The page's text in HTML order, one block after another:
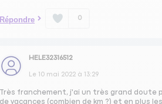
Répondre 0
HELE32316512
Le 10 mai 2022 à 13:29
Très franchement, j'ai un très grand
de vacances (combien de km ?) et en plus